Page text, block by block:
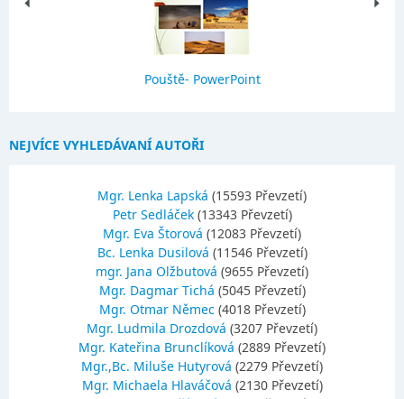
Pouště- PowerPoint
NEJVÍCE VYHLEDÁVANÍ AUTOŘI
Mgr. Lenka Lapská (15593 Převzetí)
Petr Sedláček (13343 Převzetí)
Mgr. Eva Štorová (12083 Převzetí)
Bc. Lenka Dusilová (11546 Převzetí)
mgr. Jana Olžbutová (9655 Převzetí)
Mgr. Dagmar Tichá (5045 Převzetí)
Mgr. Otmar Němec (4018 Převzetí)
Mgr. Ludmila Drozdová (3207 Převzetí)
Mgr. Kateřina Brunclíková (2889 Převzetí)
Mgr.,Bc. Miluše Hutyrová (2279 Převzetí)
Mgr. Michaela Hlaváčová (2130 Převzetí)